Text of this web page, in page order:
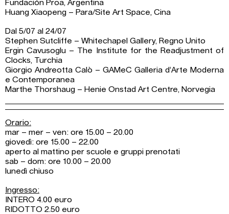
Fundación Proa, Argentina
Huang Xiaopeng – Para/Site Art Space, Cina
Dal 5/07 al 24/07
Stephen Sutcliffe – Whitechapel Gallery, Regno Unito
Ergin Cavusoglu – The Institute for the Readjustment of
Clocks, Turchia
Giorgio Andreotta Calò – GAMeC Galleria d’Arte Moderna
e Contemporanea
Marthe Thorshaug – Henie Onstad Art Centre, Norvegia
Orario:
mar – mer – ven: ore 15.00 – 20.00
giovedì: ore 15.00 – 22.00
aperto al mattino per scuole e gruppi prenotati
sab – dom: ore 10.00 – 20.00
lunedì chiuso
Ingresso:
INTERO 4.00 euro
RIDOTTO 2.50 euro